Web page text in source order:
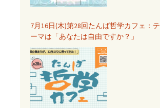
7月16日(木)第28回たんば哲学カフェ：テ
ーマは「あなたは自由ですか？」